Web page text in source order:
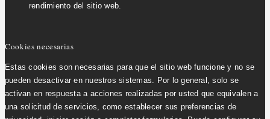
rendimiento del sitio web.
Cookies necesarias
Estas cookies son necesarias para que el sitio web funcione y no se
pueden desactivar en nuestros sistemas. Por lo general, solo se
activan en respuesta a acciones realizadas por usted que equivalen a
una solicitud de servicios, como establecer sus preferencias de